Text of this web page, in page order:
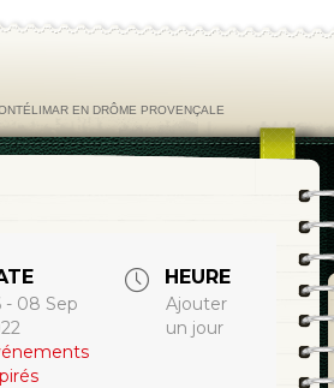
EN DRÔME PROVENÇALE
- 08 Sep
HEURE
Ajouter
un jour